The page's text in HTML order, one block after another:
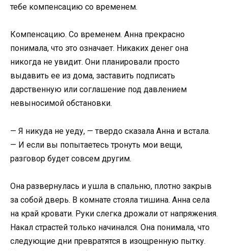
тебе компенсацию со временем.
Компенсацию. Со временем. Анна прекрасно
понимала, что это означает. Никаких денег она
никогда не увидит. Они планировали просто
выдавить ее из дома, заставить подписать
дарственную или соглашение под давлением
невыносимой обстановки.
— Я никуда не уеду, — твердо сказала Анна и встала.
— И если вы попытаетесь тронуть мои вещи,
разговор будет совсем другим.
Она развернулась и ушла в спальню, плотно закрыв
за собой дверь. В комнате стояла тишина. Анна села
на край кровати. Руки слегка дрожали от напряжения.
Накал страстей только начинался. Она понимала, что
следующие дни превратятся в изощренную пытку.